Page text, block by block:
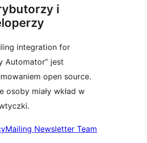
i
integration for
Automator” jest
open source.
osoby miały wkład w
Newsletter Team